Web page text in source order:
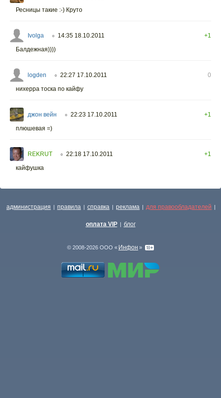
Ресницы такие :-) Круто
Ivolga ○ 14:35 18.10.2011
+1
Балдежная))))
logden ○ 22:27 17.10.2011
0
нихерра тоска по кайфу
джон вейн ○ 22:23 17.10.2011
+1
плюшевая =)
REKRUT ○ 22:18 17.10.2011
+1
кайфушка
администрация | правила | справка | реклама | для правообладателей |
оплата VIP | блог
© 2008-2026 ООО « Инфон »